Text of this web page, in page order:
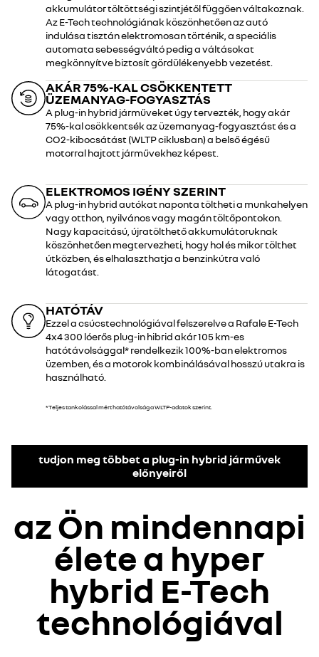
akkumulátor töltöttségi szintjétől függően váltakoznak.
Az E-Tech technológiának köszönhetően az autó
indulása tisztán elektromosan történik, a speciális
automata sebességváltó pedig a váltásokat
megkönnyítve biztosít gördülékenyebb vezetést.
AKÁR 75%-KAL CSÖKKENTETT
ÜZEMANYAG-FOGYASZTÁS
A plug-in hybrid járműveket úgy tervezték, hogy akár
75%-kal csökkentsék az üzemanyag-fogyasztást és a
CO2-kibocsátást (WLTP ciklusban) a belső égésű
motorral hajtott járművekhez képest.
ELEKTROMOS IGÉNY SZERINT
A plug-in hybrid autókat naponta töltheti a munkahelyen
vagy otthon, nyilvános vagy magán töltőpontokon.
Nagy kapacitású, újratölthető akkumulátoruknak
köszönhetően megtervezheti, hogy hol és mikor tölthet
útközben, és elhalaszthatja a benzinkútra való
látogatást.
HATÓTÁV
Ezzel a csúcstechnológiával felszerelve a Rafale E-Tech
4x4 300 lóerős plug-in hibrid akár 105 km-es
hatótávolsággal* rendelkezik 100%-ban elektromos
üzemben, és a motorok kombinálásával hosszú utakra is
használható.
*Teljes tankolással mért hatótávolság a WLTP-adatok szerint.
tudjon meg többet a plug-in hybrid járművek
előnyeiről
az Ön mindennapi
élete a hyper
hybrid E-Tech
technológiával